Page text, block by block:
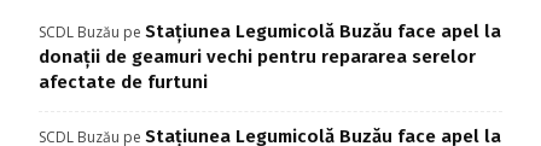
SCDL Buzău pe Stațiunea Legumicolă Buzău face apel la
donații de geamuri vechi pentru repararea serelor
afectate de furtuni
SCDL Buzău pe Stațiunea Legumicolă Buzău face apel la